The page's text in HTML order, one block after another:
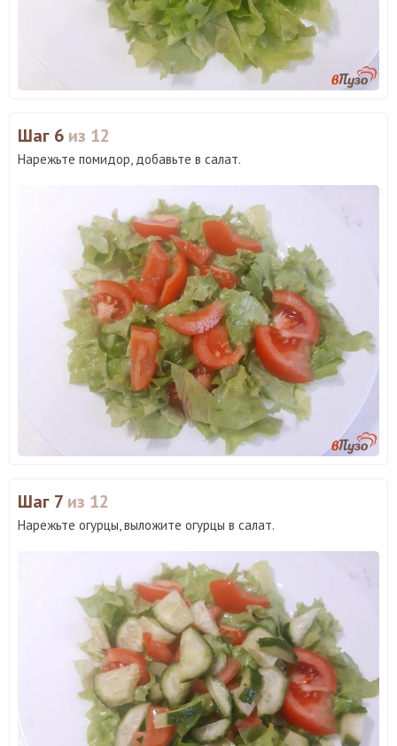
Шаг 6 из 12
Нарежьте помидор, добавьте в салат.
Шаг 7 из 12
Нарежьте огурцы, выложите огурцы в салат.